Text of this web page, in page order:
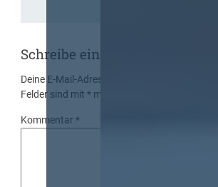
Schreibe einen Kommentar
Deine E-Mail-Adresse wird nicht veröffentlicht.
Felder sind mit* markiert
Kommentar*